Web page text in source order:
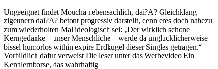
Ungeeignet findet Moucha nebensachlich, dai?A? Gleichklang
zigeunern dai?A? betont progressiv darstellt, denn eres doch nahezu
zum wiederholten Mal ideologisch sei: „Der wirklich schone
Kerngedanke – unser Menschliche – werde da unglucklicherweise
bissel humorlos within expire Erdkugel dieser Singles getragen.“
Vorbildlich dafur verweist Die leser unter das Werbevideo Ein
Kennlernborse, das wahrhaftig